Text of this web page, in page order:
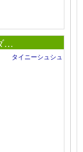
…
タイニーシュシュ